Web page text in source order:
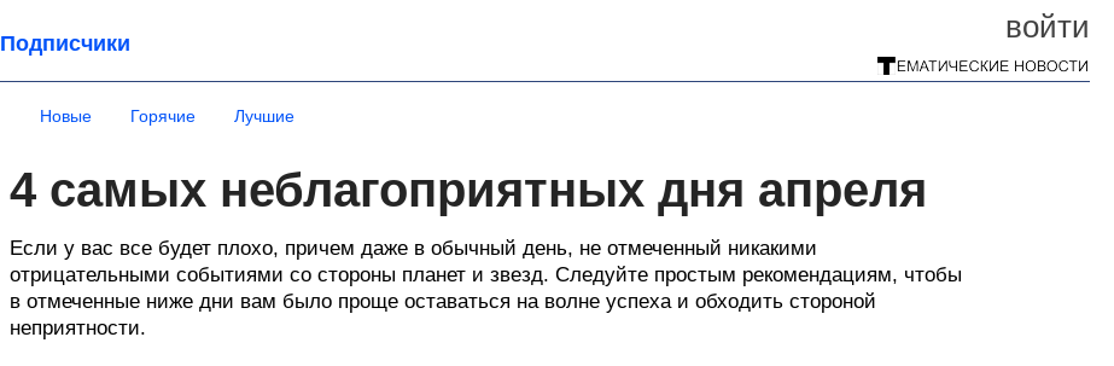
войти
Подписчики
Новые Горячие Лучшие
4 самых неблагоприятных дня апреля
Если у вас все будет плохо, причем даже в обычный день, не отмеченный никакими
отрицательными событиями со стороны планет и звезд. Следуйте простым рекомендациям, чтобы
в отмеченные ниже дни вам было проще оставаться на волне успеха и обходить стороной
неприятности.